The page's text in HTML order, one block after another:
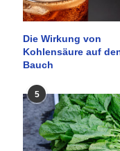
Die Wirkung von
Kohlensäure auf
Bauch
5